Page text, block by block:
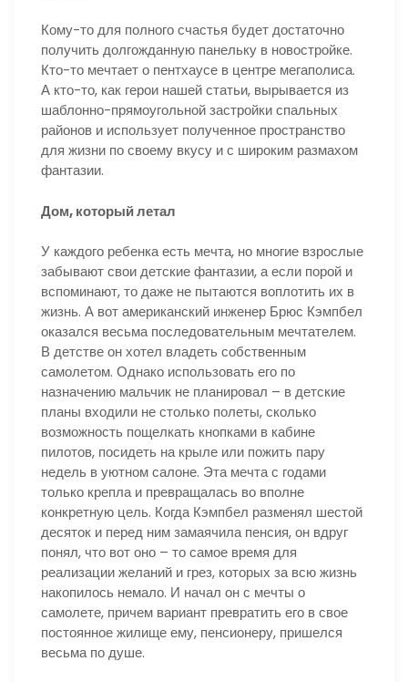
Кому-то для полного счастья будет достаточно
получить долгожданную панельку в новостройке.
Кто-то мечтает о пентхаусе в центре мегаполиса.
А кто-то, как герои нашей статьи, вырывается из
шаблонно-прямоугольной застройки спальных
районов и использует полученное пространство
для жизни по своему вкусу и с широким размахом
фантазии.
Дом, который летал
У каждого ребенка есть мечта, но многие взрослые
забывают свои детские фантазии, а если порой и
вспоминают, то даже не пытаются воплотить их в
жизнь. А вот американский инженер Брюс Кэмпбел
оказался весьма последовательным мечтателем.
В детстве он хотел владеть собственным
самолетом. Однако использовать его по
назначению мальчик не планировал – в детские
планы входили не столько полеты, сколько
возможность пощелкать кнопками в кабине
пилотов, посидеть на крыле или пожить пару
недель в уютном салоне. Эта мечта с годами
только крепла и превращалась во вполне
конкретную цель. Когда Кэмпбел разменял шестой
десяток и перед ним замаячила пенсия, он вдруг
понял, что вот оно – то самое время для
реализации желаний и грез, которых за всю жизнь
накопилось немало. И начал он с мечты о
самолете, причем вариант превратить его в свое
постоянное жилище ему, пенсионеру, пришелся
весьма по душе.